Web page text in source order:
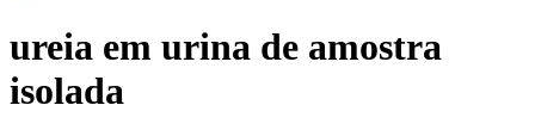
ureia em urina de amostra
isolada